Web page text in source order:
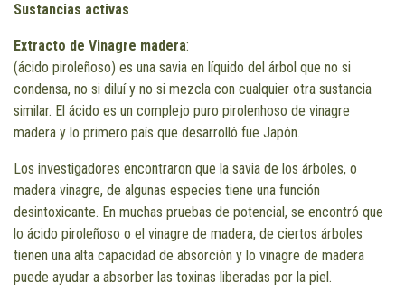
Sustancias activas
Extracto de Vinagre madera:
(ácido piroleñoso) es una savia en líquido del árbol que no si
condensa, no si diluí y no si mezcla con cualquier otra sustancia
similar. El ácido es un complejo puro pirolenhoso de vinagre
madera y lo primero país que desarrolló fue Japón.
Los investigadores encontraron que la savia de los árboles, o
madera vinagre, de algunas especies tiene una función
desintoxicante. En muchas pruebas de potencial, se encontró que
lo ácido piroleñoso o el vinagre de madera, de ciertos árboles
tienen una alta capacidad de absorción y lo vinagre de madera
puede ayudar a absorber las toxinas liberadas por la piel.